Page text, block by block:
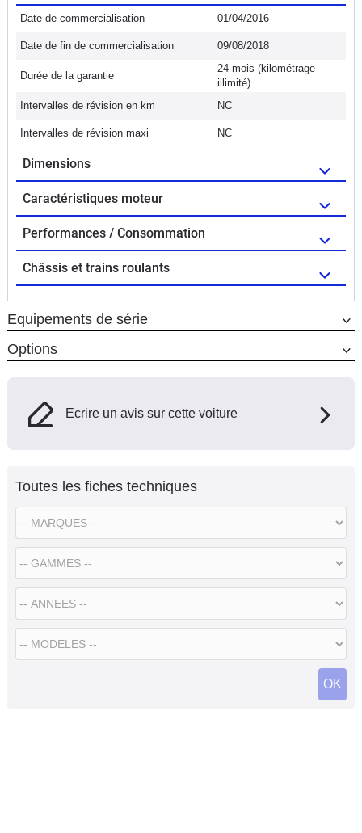
Date de commercialisation 01/04/2016
Date de fin de commercialisation 09/08/2018
Durée de la garantie
24 mois (kilométrage
illimité)
Intervalles de révision en km
NC
Intervalles de révision maxi NC
Dimensions
Caractéristiques moteur
Performances / Consommation
Châssis et trains roulants
Equipements de série
Options
Ecrire un avis sur cette voiture
Toutes les fiches techniques